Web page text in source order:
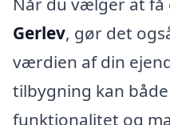
Gerlev, gør det
værdien af din
tilbygning kan
funktionalitet og